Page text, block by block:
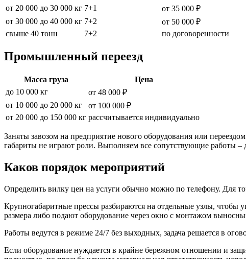
от 20 000 до 30 000 кг 7+1
от 35 000 ₽
от 30 000 до 40 000 кг 7+2
от 50 000 ₽
свыше 40 тонн
7+2 по договоренности
Промышленный переезд
Масса груза
Цена
до 10 000 кг
от 48 000 ₽
от 10 000 до 20 000 кг
от 100 000 ₽
от 20 000 до 150 000 кг рассчитывается индивидуально
Заняты завозом на предприятие нового оборудования или
габариты не играют роли. Выполняем все сопутствующие работы
Каков порядок мероприятий
Определить вилку цен на услуги обычно можно по телефону. Для
Крупногабаритные прессы разбираются на отдельные узлы, чтобы
размера либо подают оборудование через окно с монтажом
Работы ведутся в режиме 24/7 без выходных, задача решается в
Если оборудование нуждается в крайне бережном отношении и